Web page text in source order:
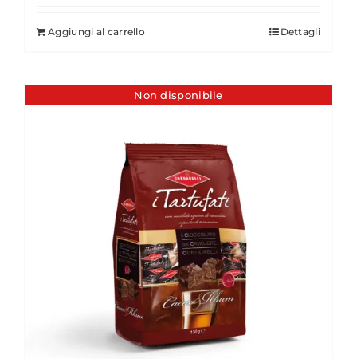
Aggiungi al carrello Dettagli
Non disponibile